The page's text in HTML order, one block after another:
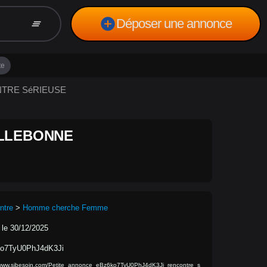
clear_all add_circleDéposer une annonce
SéRIEUSE
> Homme cherche Femme
30/12/2025
Petite_annonce_eBz6ko7TyU0PhJ4dK3Ji_rencontre_s